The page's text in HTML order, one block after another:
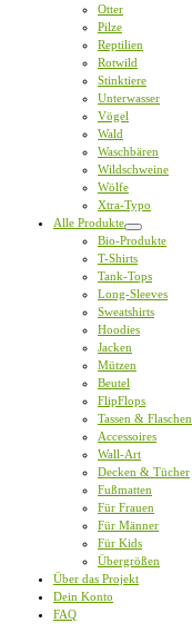
Otter
Pilze
Reptilien
Rotwild
Stinktiere
Unterwasser
Vögel
Wald
Waschbären
Wildschweine
Wölfe
Xtra-Typo
Alle Produkte
Bio-Produkte
T-Shirts
Tank-Tops
Long-Sleeves
Sweatshirts
Hoodies
Jacken
Mützen
Beutel
FlipFlops
Tassen & Flaschen
Accessoires
Wall-Art
Decken & Tücher
Fußmatten
Für Frauen
Für Männer
Für Kids
Übergrößen
Über das Projekt
Dein Konto
FAQ